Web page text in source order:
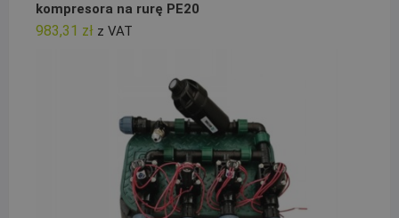
kompresora na rurę PE20
983,31 zł z VAT